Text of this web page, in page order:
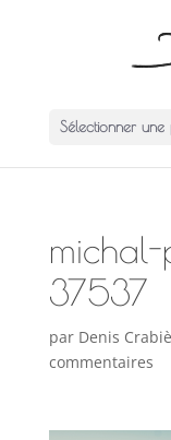
Sélectionner une
michal-
37537
par Denis
commentaires